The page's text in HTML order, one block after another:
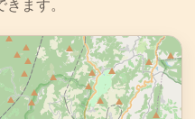
ます。